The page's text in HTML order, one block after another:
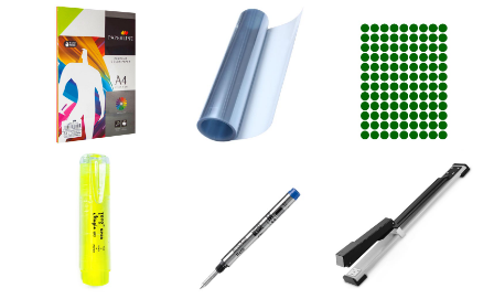
Giấy ford
Paperline A4 5
màu
Bìa kiếng OPP
cứng
Nhãn decal
tròn xanh lá
9×12
Bút dạ quang
Toyo vàng
Ruột bút
Montblanc
rollerball small
xanh
Bấm kim
Kwtrio 5900 –
25 tờ